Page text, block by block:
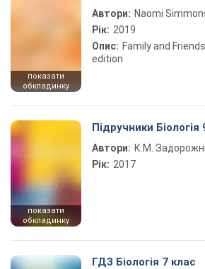
показати
обкладинку
Автори: Naomi
Рік: 2019
Опис: Family and
edition
показати
обкладинку
Підручники Біологія
Автори: К.М.
Рік: 2017
ГДЗ Біологія 7 клас